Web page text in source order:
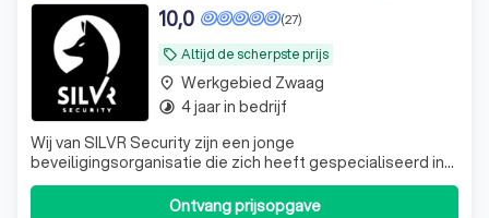
local_offer Altijd de scherpste prijs
(27)
10,0
Wij van SILVR Security zijn een jonge
beveiligingsorganisatie die zich heeft gespecialiseerd in
het stukje gastheerschap en verlenen daarbij ook DE
service die uw bedrijf nodig heeft.
Ontvang prijsopgave
place Werkgebied Zwaag
timelapse 4 jaar in bedrijf